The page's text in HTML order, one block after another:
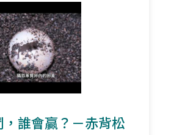
，誰會贏？－赤背松